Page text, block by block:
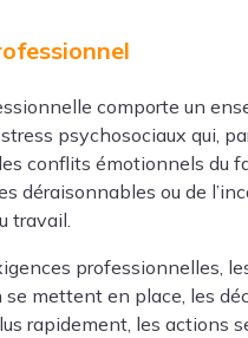
comporte un
psychosociaux qui,
conflits émotionnels du
déraisonnables ou de
travail.
professionnelles,
se mettent en place, les
rapidement, les actions